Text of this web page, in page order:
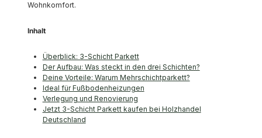
Wohnkomfort.
Inhalt
Überblick: 3-Schicht Parkett
Der Aufbau: Was steckt in den drei Schichten?
Deine Vorteile: Warum Mehrschichtparkett?
Ideal für Fußbodenheizungen
Verlegung und Renovierung
Jetzt 3-Schicht Parkett kaufen bei Holzhandel
Deutschland